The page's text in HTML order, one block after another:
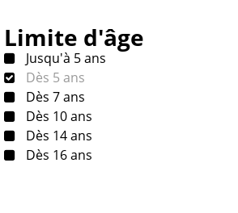
Limite d'âge
Jusqu'à 5 ans
Dès 5 ans
Dès 7 ans
Dès 10 ans
Dès 14 ans
Dès 16 ans